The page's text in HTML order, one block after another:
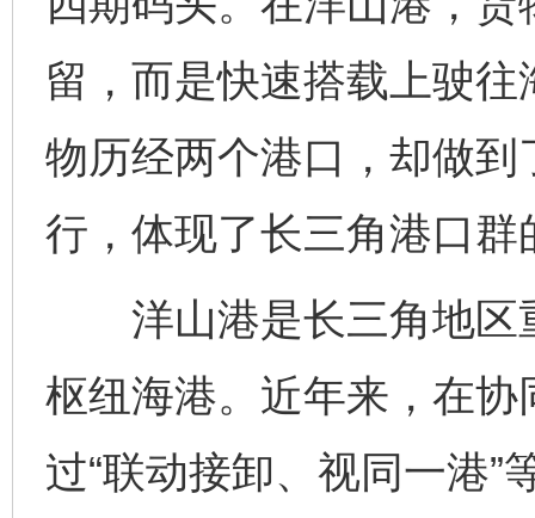
留，而是快速搭载上驶
物历经两个港口，却做
行，体现了长三角港口群
洋山港是长三角地区
枢纽海港。近年来，在
过“联动接卸、视同一港